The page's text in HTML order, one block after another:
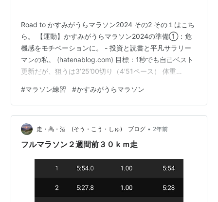
Road to かすみがうらマラソン2024 その2 その１はこち
ら。 【運動】かすみがうらマラソン2024の準備①：危
機感をモチベーションに。 - 投資と読書と平凡サラリー
マンの私。 (hatenablog.com) 目標：1秒でも自己ベスト
更新だが、狙うは3’25’00切り（4’51ペース） 体重
っくりペース。 3/26：レスト。自重スクワット4セット
3/27：ジムでジョグ（6’00x3k）→Mペース(5’00 x
8k)：キロ5に慣れる 3/28：ジムでジョグ（6’00x7k）
→Tペース(4’17 x 1k)：かなり疲労感…
#マラソン練習 #かすみがうらマラソン
走・高・酒 (そう・こう・しゅ) ブログ • 2年前
フルマラソン２週間前３０ｋｍ走